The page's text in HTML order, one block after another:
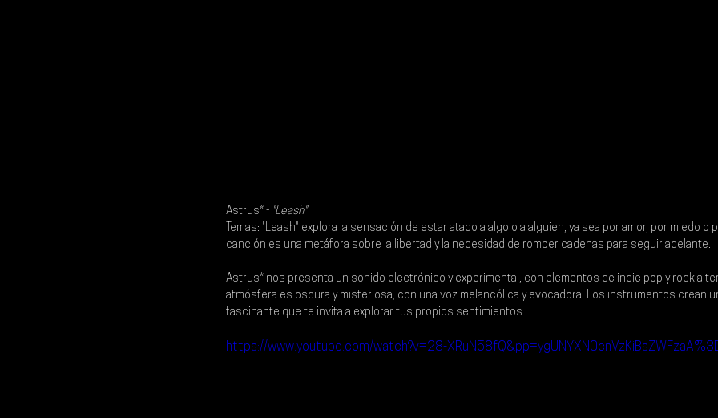
Astrus* - "Leash"
Temas: "Leash" explora la sensación de estar atado a algo o a alguien, ya sea por amor, por miedo o
canción es una metáfora sobre la libertad y la necesidad de romper cadenas para seguir adelante.
Astrus* nos presenta un sonido electrónico y experimental, con elementos de indie pop y rock
atmósfera es oscura y misteriosa, con una voz melancólica y evocadora. Los instrumentos crean
fascinante que te invita a explorar tus propios sentimientos.
https://www.youtube.com/watch?v=28-